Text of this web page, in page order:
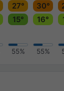
27° 30°
15° 16°
55% 55%